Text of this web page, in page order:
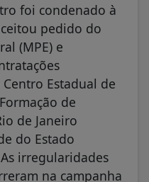
foi condenado à
pedido do
(MPE) e
Estadual de
de
de Janeiro
do Estado
irregularidades
na campanha